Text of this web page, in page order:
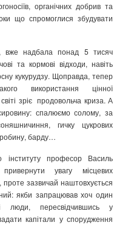
органічних добрив та
що спромоглися збудувати
вже надбала понад 5 тисяч
та кормові відходи, навіть
кукурудзу. Щоправда, тепер
використання цінної
зріє продовольча криза. А
спалюємо солому, за
гичку цукрових
барду…
інституту професор Василь
увагу місцевих
проте зазвичай наштовхується
якби запрацював хоч один
люди, пересвідчившись у
капітали у спорудження